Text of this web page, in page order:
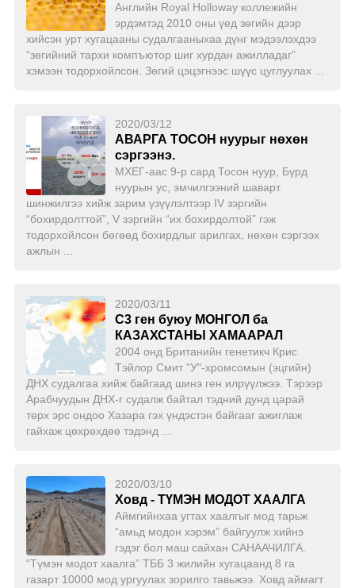
Английн Royal Holloway коллежийн
эрдэмтэд 2010 оны үед зөгийн дээр
хийсэн урт хугацааны судалгааныхаа дүнг мэдээлэхдээ
“зөгийний тархи компъютор шиг хурдан ажилладаг”
хэмээн тодорхойлсон. Зөгий цэцэгнээс шүүс цуглуулах ...
2020/03/12
АВАРГА ТОСОН нуурыг нөхөн
сэргээнэ.
МХЕГ-аас 9-р сард Тосон нуур, Бүрд
нуурын ус, эмчилгээний шаварт
шинжилгээ хийж зарим үзүүлэлтээр IV зэргийн
“бохирдолттой”, V зэргийн “их бохирдолтой” гэж
тодорхойлсон бөгөөд бохирдлыг арилгах, нөхөн сэргээх
ажлын ...
2020/03/11
С3 ген буюу МОНГОЛ ба
КАЗАХСТАНЫ ХАМААРАЛ
2004 онд Британийн генетикч Крис
Тэйлор Смит "У"-хромсомын (эцгийн)
ДНХ судалгаа хийж байгаад шинэ ген илрүүлжээ. Тэрээр
Арабчуудын ДНХ-г судалж байтал тэдний дунд царай
төрх эрс ондоо Хазара гэх үндэстэн байгааг ажиглаж
гайхаж цөхрөхдөө тэдэнд ...
2020/03/10
Ховд - ТҮМЭН МОДОТ ХААЛГА
Аймгийнхаа угтах хаалгыг мод тарьж
“амьд модон хэрэм” байгуулж хийнэ
гэдэг бол маш сайхан САНААЧИЛГА.
“Түмэн модот хаалга” ТББ 3 жилийн хугацаанд 8 га
газарт 10000 мод ургуулах зорилго тавьжээ. Ховд аймагт